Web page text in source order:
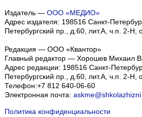
Издатель — ООО «МЕДИО»
Адрес издателя: 198516 Санкт-
Петербургский пр., д.60, лит.А, ч.п. 2-Н,
Редакция — ООО «Квантор»
Главный редактор — Хорошев Михаил
Адрес редакции: 198516 Санкт-
Петербургский пр., д.60, лит.А, ч.п. 2-Н,
Телефон:+7 812 640-06-60
Электронная почта:
Политика конфиденциальности